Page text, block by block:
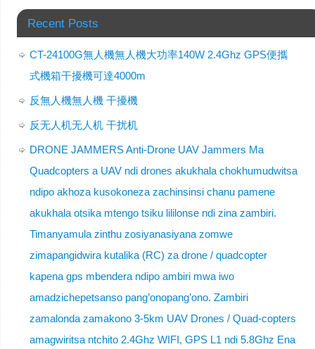
Recent Posts
CT-24100G無人機無人機大功率140W 2.4Ghz GPS便攜
式機箱干擾機可達4000m
反無人機無人機 干擾機
反无人机无人机 干扰机
DRONE JAMMERS Anti-Drone UAV Jammers Ma
Quadcopters a UAV ndi drones akukhala chokhumudwitsa
ndipo akhoza kusokoneza zachinsinsi chanu pamene
akukhala otsika mtengo tsiku lililonse ndi zina zambiri.
Timanyamula zinthu zosiyanasiyana zomwe
zimapangidwira kutalika (RC) za drone / quadcopter
kapena gps mbendera ndipo ambiri mwa iwo
amadzichepetsanso pang’onopang’ono. Zambiri
zamalonda zamakono 3-5km UAV Drones / Quad-copters
amagwiritsa ntchito 2.4Ghz WIFI, GPS L1 ndi 5.8Ghz Ena